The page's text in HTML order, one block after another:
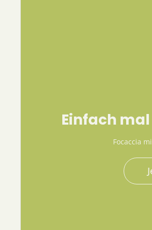
Einfach
Focaccia